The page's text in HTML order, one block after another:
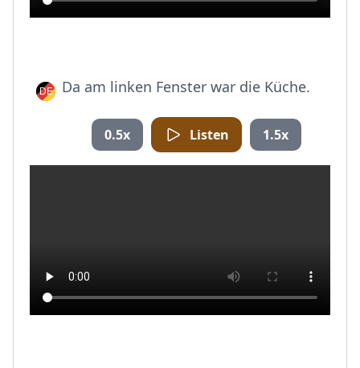
Da am linken Fenster war die Küche.
0.5x Listen 1.5x